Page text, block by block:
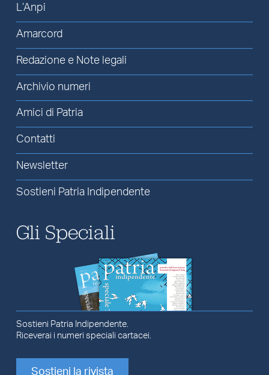
L’Anpi
Amarcord
Redazione e Note legali
Archivio numeri
Amici di Patria
Contatti
Newsletter
Sostieni Patria Indipendente
Gli Speciali
Sostieni Patria Indipendente.
Riceverai i numeri speciali cartacei.
Sostieni la rivista